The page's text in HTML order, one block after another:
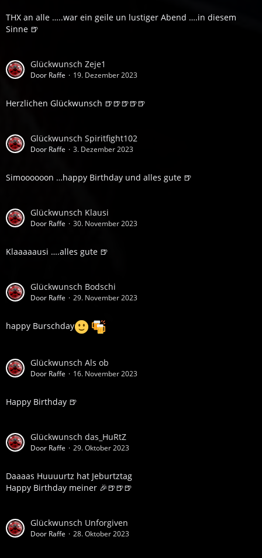
THX an alle …..war ein geile un lustiger Abend ….in diesem
Sinne 🍺
Glückwunsch Zeje1
Door Raffe 19. Dezember 2023
Herzlichen Glückwunsch 🍺🍺🍺🍺🍺
Glückwunsch Spiritfight102
Door Raffe 3. Dezember 2023
Simoooooon …happy Birthday und alles gute 🍺
Glückwunsch Klausi
Door Raffe 30. November 2023
Klaaaaausi ….alles gute 🍺
Glückwunsch Bodschi
Door Raffe 29. November 2023
happy Burschday
Glückwunsch Als ob
Door Raffe 16. November 2023
Happy Birthday 🍺
Glückwunsch das_HuRtZ
Door Raffe 29. Oktober 2023
Daaaas Huuuurtz hat Jeburtztag
Happy Birthday meiner 🎉🍺🍺🍺
Glückwunsch Unforgiven
Door Raffe 28. Oktober 2023